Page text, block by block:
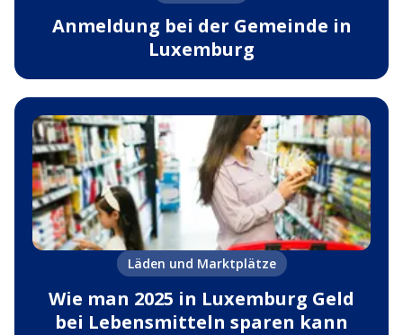
Anmeldung bei der Gemeinde in
Luxemburg
Läden und Marktplätze
Wie man 2025 in Luxemburg Geld
bei Lebensmitteln sparen kann